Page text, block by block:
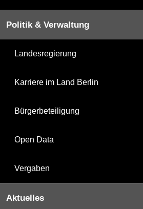
Politik & Verwaltung
Landesregierung
Karriere im Land Berlin
Bürgerbeteiligung
Open Data
Vergaben
Aktuelles